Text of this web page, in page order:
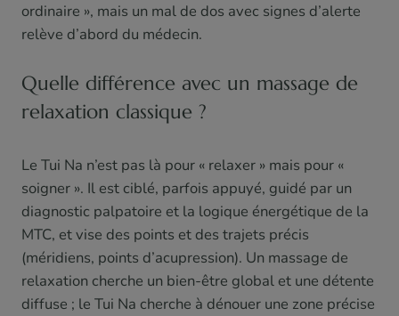
ordinaire », mais un mal de dos avec signes d’alerte
relève d’abord du médecin.
Quelle différence avec un massage de
relaxation classique ?
Le Tui Na n’est pas là pour « relaxer » mais pour «
soigner ». Il est ciblé, parfois appuyé, guidé par un
diagnostic palpatoire et la logique énergétique de la
MTC, et vise des points et des trajets précis
(méridiens, points d’acupression). Un massage de
relaxation cherche un bien-être global et une détente
diffuse ; le Tui Na cherche à dénouer une zone précise